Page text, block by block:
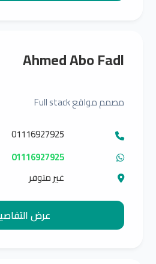
Ahmed Abo Fadl
مصمم مواقع Full stack
01116927925
01116927925
غير متوفر
عرض